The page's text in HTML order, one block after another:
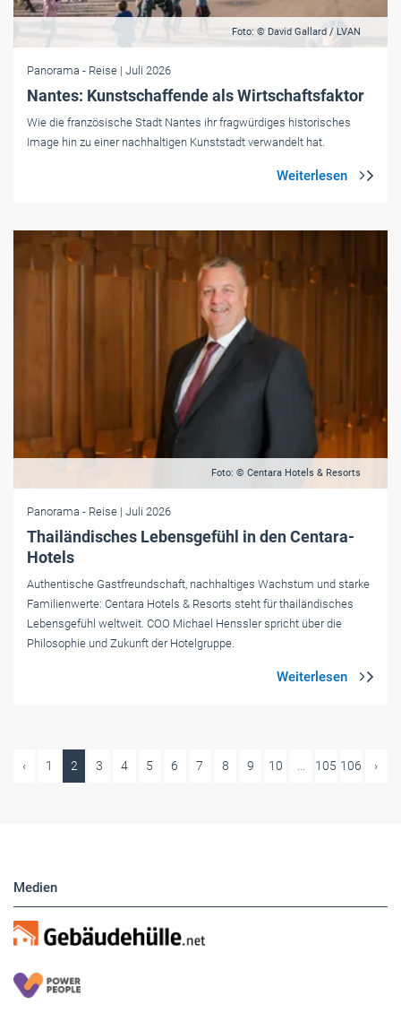
Foto: © David Gallard / LVAN
Panorama - Reise | Juli 2026
Nantes: Kunstschaffende als Wirtschaftsfaktor
Wie die französische Stadt Nantes ihr fragwürdiges historisches
Image hin zu einer nachhaltigen Kunststadt verwandelt hat.
Foto: © Centara Hotels & Resorts
Panorama - Reise | Juli 2026
Thailändisches Lebensgefühl in den Centara-
Hotels
Authentische Gastfreundschaft, nachhaltiges Wachstum und starke
Familienwerte: Centara Hotels & Resorts steht für thailändisches
Lebensgefühl weltweit. COO Michael Henssler spricht über die
Philosophie und Zukunft der Hotelgruppe.
‹ 1 2 3 4 5 6 7 8 9 10 ... 105 106 ›
Medien